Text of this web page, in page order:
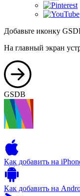
Добавьте иконку
На главный экран
GSDB
Как добавить на
Как добавить на